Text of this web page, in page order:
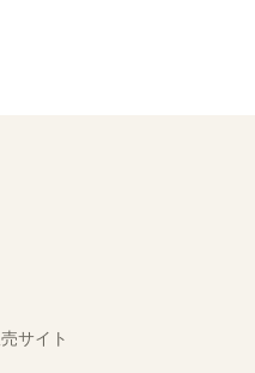
サイト